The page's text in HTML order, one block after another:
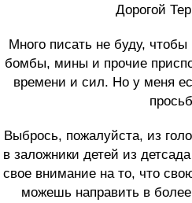
Дорогой
Много писать не буду, чтобы
бомбы, мины и прочие
времени и сил. Но у меня
Выбрось, пожалуйста, из
в заложники детей из
свое внимание на то, что
можешь направить в